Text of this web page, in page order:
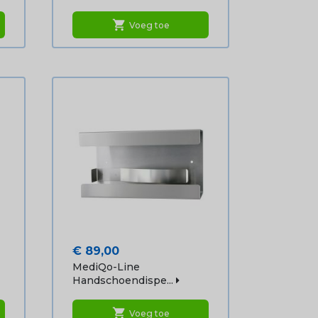
shopping_cart Voeg toe
Prijs
€ 89,00
MediQo-Line
Handschoendispe...
shopping_cart Voeg toe